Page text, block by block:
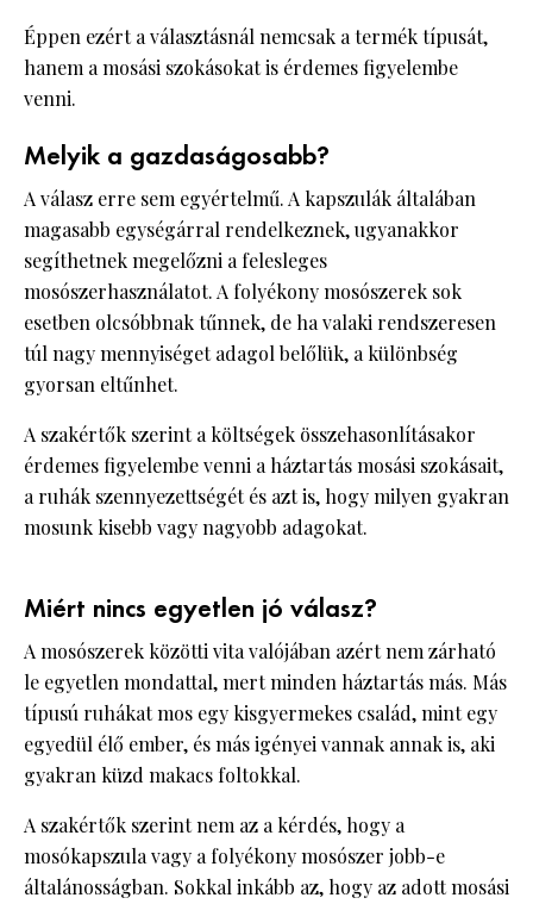
Éppen ezért a választásnál nemcsak a termék típusát,
hanem a mosási szokásokat is érdemes figyelembe
venni.
Melyik a gazdaságosabb?
A válasz erre sem egyértelmű. A kapszulák általában
magasabb egységárral rendelkeznek, ugyanakkor
segíthetnek megelőzni a felesleges
mosószerhasználatot. A folyékony mosószerek sok
esetben olcsóbbnak tűnnek, de ha valaki rendszeresen
túl nagy mennyiséget adagol belőlük, a különbség
gyorsan eltűnhet.
A szakértők szerint a költségek összehasonlításakor
érdemes figyelembe venni a háztartás mosási szokásait,
a ruhák szennyezettségét és azt is, hogy milyen gyakran
mosunk kisebb vagy nagyobb adagokat.
Miért nincs egyetlen jó válasz?
A mosószerek közötti vita valójában azért nem zárható
le egyetlen mondattal, mert minden háztartás más. Más
típusú ruhákat mos egy kisgyermekes család, mint egy
egyedül élő ember, és más igényei vannak annak is, aki
gyakran küzd makacs foltokkal.
A szakértők szerint nem az a kérdés, hogy a
mosókapszula vagy a folyékony mosószer jobb-e
általánosságban. Sokkal inkább az, hogy az adott mosási